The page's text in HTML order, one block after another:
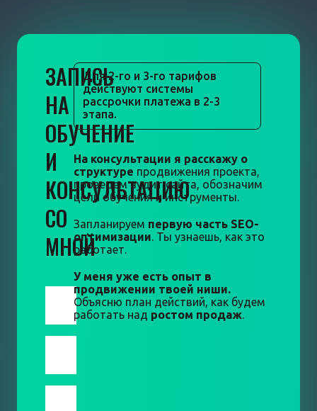
ЗАПИСЬ
НА
ОБУЧЕНИЕ
И
КОНСУЛЬТАЦИЮ
СО
МНОЙ
Для 2-го и 3-го тарифов
действуют системы
рассрочки платежа в 2-3
этапа.
На консультации я расскажу о
структуре продвижения проекта,
проведем аудит сайта, обозначим
цели обучения и инструменты.
Запланируем первую часть SEO-
оптимизации. Ты узнаешь, как это
работает.
У меня уже есть опыт в
продвижении твоей ниши.
Объясню план действий, как будем
работать над ростом продаж.